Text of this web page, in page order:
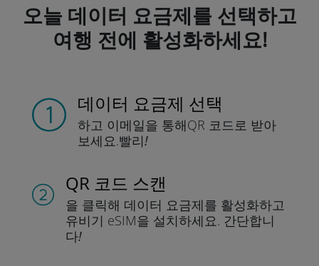
오늘 데이터 요금제를 선택하고
여행 전에 활성화하세요!
데이터 요금제 선택
하고 이메일을 통해QR 코드로 받아
보세요.빨리!
QR 코드 스캔
을 클릭해 데이터 요금제를 활성화하고
유비기 eSIM을 설치하세요. 간단합니
다!